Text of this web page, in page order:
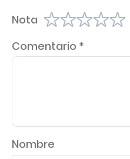
Nota
Comentario *
Nombre